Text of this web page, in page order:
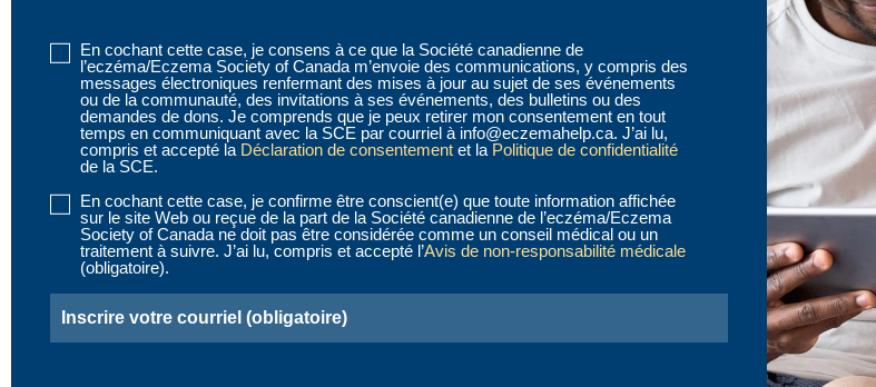
Disclaimer
(obligatoire)
En cochant cette case, je consens à ce que la Société canadienne de
l’eczéma/Eczema Society of Canada m’envoie des communications, y compris des
messages électroniques renfermant des mises à jour au sujet de ses événements
ou de la communauté, des invitations à ses événements, des bulletins ou des
demandes de dons. Je comprends que je peux retirer mon consentement en tout
temps en communiquant avec la SCE par courriel à info@eczemahelp.ca. J’ai lu,
compris et accepté la Déclaration de consentement et la Politique de confidentialité
de la SCE.
Disclaimer
(obligatoire)
En cochant cette case, je confirme être conscient(e) que toute information affichée
sur le site Web ou reçue de la part de la Société canadienne de l’eczéma/Eczema
Society of Canada ne doit pas être considérée comme un conseil médical ou un
traitement à suivre. J’ai lu, compris et accepté l’Avis de non-responsabilité médicale
(obligatoire).
(obligatoire)